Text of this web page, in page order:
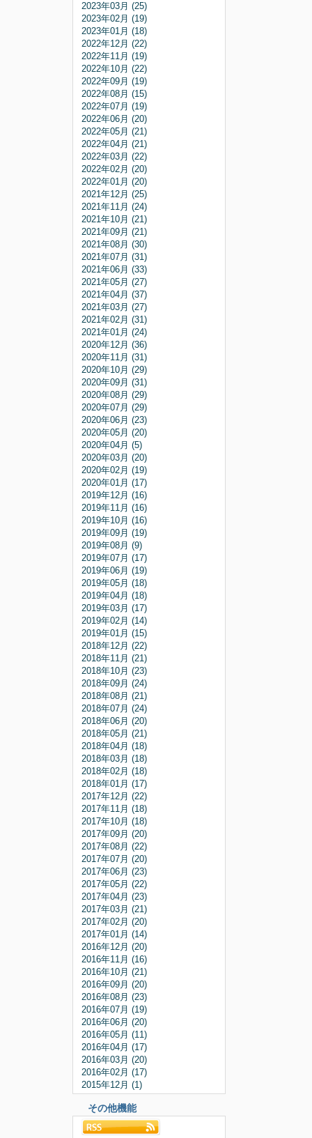
2023年03月 (25)
2023年02月 (19)
2023年01月 (18)
2022年12月 (22)
2022年11月 (19)
2022年10月 (22)
2022年09月 (19)
2022年08月 (15)
2022年07月 (19)
2022年06月 (20)
2022年05月 (21)
2022年04月 (21)
2022年03月 (22)
2022年02月 (20)
2022年01月 (20)
2021年12月 (25)
2021年11月 (24)
2021年10月 (21)
2021年09月 (21)
2021年08月 (30)
2021年07月 (31)
2021年06月 (33)
2021年05月 (27)
2021年04月 (37)
2021年03月 (27)
2021年02月 (31)
2021年01月 (24)
2020年12月 (36)
2020年11月 (31)
2020年10月 (29)
2020年09月 (31)
2020年08月 (29)
2020年07月 (29)
2020年06月 (23)
2020年05月 (20)
2020年04月 (5)
2020年03月 (20)
2020年02月 (19)
2020年01月 (17)
2019年12月 (16)
2019年11月 (16)
2019年10月 (16)
2019年09月 (19)
2019年08月 (9)
2019年07月 (17)
2019年06月 (19)
2019年05月 (18)
2019年04月 (18)
2019年03月 (17)
2019年02月 (14)
2019年01月 (15)
2018年12月 (22)
2018年11月 (21)
2018年10月 (23)
2018年09月 (24)
2018年08月 (21)
2018年07月 (24)
2018年06月 (20)
2018年05月 (21)
2018年04月 (18)
2018年03月 (18)
2018年02月 (18)
2018年01月 (17)
2017年12月 (22)
2017年11月 (18)
2017年10月 (18)
2017年09月 (20)
2017年08月 (22)
2017年07月 (20)
2017年06月 (23)
2017年05月 (22)
2017年04月 (23)
2017年03月 (21)
2017年02月 (20)
2017年01月 (14)
2016年12月 (20)
2016年11月 (16)
2016年10月 (21)
2016年09月 (20)
2016年08月 (23)
2016年07月 (19)
2016年06月 (20)
2016年05月 (11)
2016年04月 (17)
2016年03月 (20)
2016年02月 (17)
2015年12月 (1)
その他機能